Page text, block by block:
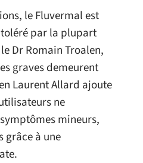
le Fluvermal est
par la plupart
Dr Romain Troalen,
graves demeurent
Laurent Allard ajoute
ne
mineurs,
grâce à une